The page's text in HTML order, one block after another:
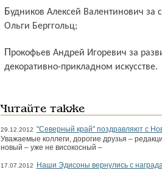
Будников Алексей Валентинович за серию публикаций, посвящённых 100-летию
Ольги Берггольц;
Прокофьев Андрей Игоревич за развитие народных традиций в изобразительном и
декоративно-прикладном искусстве.
Читайте также
29.12.2012 "Северный край" поздравляют с
Уважаемые коллеги, дорогие друзья –
новый – уже не високосный –
17.07.2012
Наши Эдисоны вернулись с